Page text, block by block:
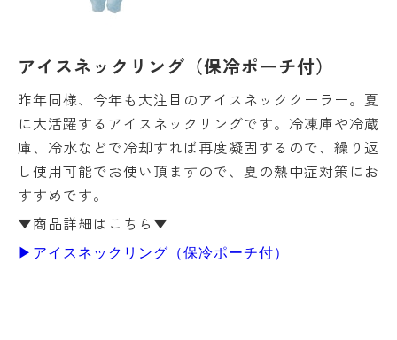
アイスネックリング（保冷ポーチ付）
昨年同様、今年も大注目のアイスネッククーラー。夏
に大活躍するアイスネックリングです。冷凍庫や冷蔵
庫、冷水などで冷却すれば再度凝固するので、繰り返
し使用可能でお使い頂ますので、夏の熱中症対策にお
すすめです。
▼商品詳細はこちら▼
▶アイスネックリング（保冷ポーチ付）